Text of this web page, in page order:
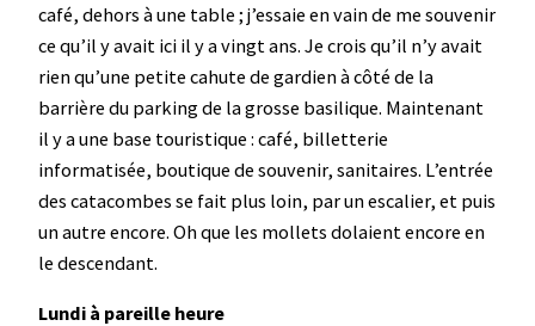
café, dehors à une table ; j’essaie en vain de me souvenir
ce qu’il y avait ici il y a vingt ans. Je crois qu’il n’y avait
rien qu’une petite cahute de gardien à côté de la
barrière du parking de la grosse basilique. Maintenant
il y a une base touristique : café, billetterie
informatisée, boutique de souvenir, sanitaires. L’entrée
des catacombes se fait plus loin, par un escalier, et puis
un autre encore. Oh que les mollets dolaient encore en
le descendant.
Lundi à pareille heure